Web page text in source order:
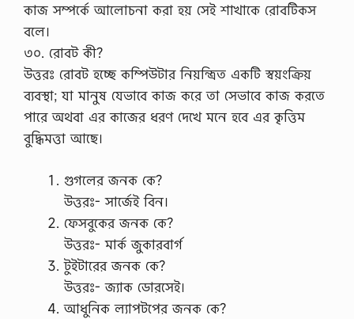
কাজ সম্পর্কে আলোচনা করা হয় সেই শাখাকে রোবটিকস
বলে।
৩০. রোবট কী?
উত্তরঃ রোবট হচ্ছে কম্পিউটার নিয়ন্ত্রিত একটি স্বয়ংক্রিয়
ব্যবস্থা; যা মানুষ যেভাবে কাজ করে তা সেভাবে কাজ করতে
পারে অথবা এর কাজের ধরণ দেখে মনে হবে এর কৃত্তিম
বুদ্ধিমত্তা আছে।
গুগলের জনক কে?
উত্তরঃ- সার্জেই বিন।
ফেসবুকের জনক কে?
উত্তরঃ- মার্ক জুকারবার্গ
টুইটারের জনক কে?
উত্তরঃ- জ্যাক ডোরসেই।
আধুনিক ল্যাপটপের জনক কে?